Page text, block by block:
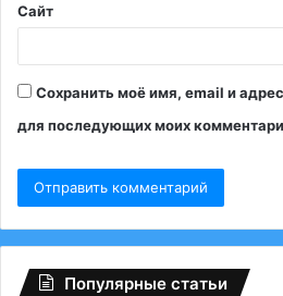
Сайт
Сохранить моё имя, email и
для последующих моих
Популярные статьи